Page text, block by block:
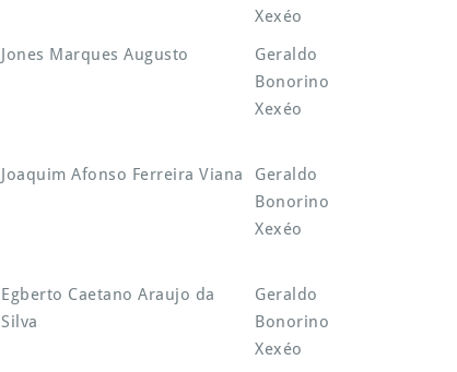
Xexéo
Jones Marques Augusto
Geraldo
Bonorino
Xexéo
Joaquim Afonso Ferreira Viana
Geraldo
Bonorino
Xexéo
Egberto Caetano Araujo da
Silva
Geraldo
Bonorino
Xexéo